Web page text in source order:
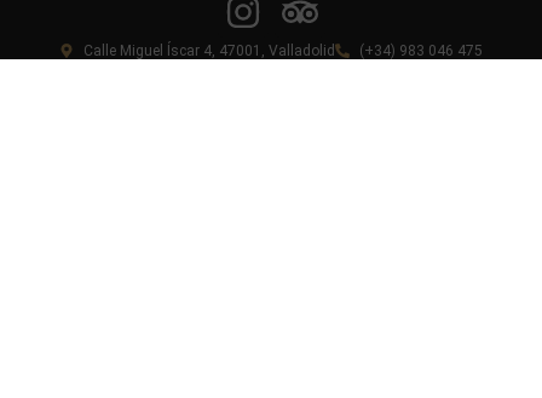
Calle Miguel Íscar 4, 47001, Valladolid
(+34) 983 046 475